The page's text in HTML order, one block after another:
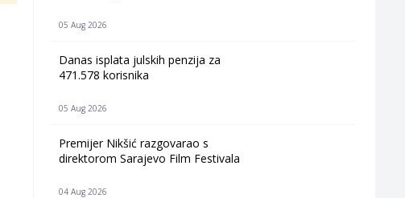
05 Aug 2026
Danas isplata julskih penzija za
471.578 korisnika
05 Aug 2026
Premijer Nikšić razgovarao s
direktorom Sarajevo Film Festivala
04 Aug 2026